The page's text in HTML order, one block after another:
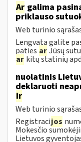
Ar galima
priklauso
Web turinio
Lengvata galite
paties arJūsų
ar kitų statinių
nuolatinis
deklaruoti
ir
Web turinio
Registracijos
Mokesčio
Lietuvos